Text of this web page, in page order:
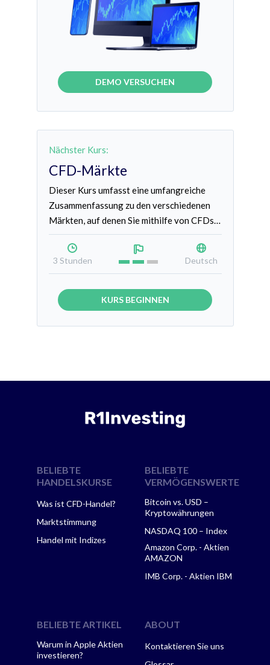
DEMO VERSUCHEN
Nächster Kurs:
CFD-Märkte
Dieser Kurs umfasst eine umfangreiche
Zusammenfassung zu den verschiedenen
Märkten, auf denen Sie mithilfe von CFDs
Handel treiben können. Entwickeln Sie ein
tiefgründigeres Verständnis dafür, wie und
warum Märkte Wechselkurse bewerten.
3 Stunden Deutsch
KURS BEGINNEN
BELIEBTE
HANDELSKURSE
Was ist CFD-Handel?
Marktstimmung
Handel mit Indizes
BELIEBTE
VERMÖGENSWERTE
Bitcoin vs. USD –
Kryptowährungen
NASDAQ 100 – Index
Amazon Corp. - Aktien
AMAZON
IMB Corp. - Aktien IBM
BELIEBTE ARTIKEL
Warum in Apple Aktien
investieren?
ABOUT
Kontaktieren Sie uns